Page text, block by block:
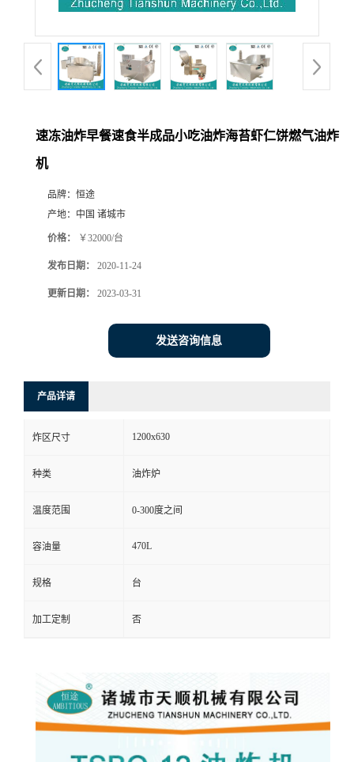
速冻油炸早餐速食半成品小吃油炸海苔虾仁饼燃气油炸
机
品牌： 恒途
产地： 中国 诸城市
价格： ￥32000/台
发布日期： 2020-11-24
更新日期： 2023-03-31
发送咨询信息
产品详请
炸区尺寸 1200x630
种类 油炸炉
温度范围 0-300度之间
容油量 470L
规格 台
加工定制 否